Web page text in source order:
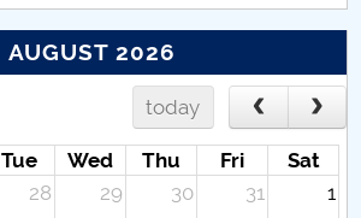
AUGUST 2026
today
Tue Wed Thu Fri
Sat
28 29 30 31 1